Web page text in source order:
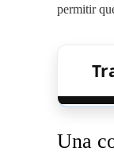
permitir
Una